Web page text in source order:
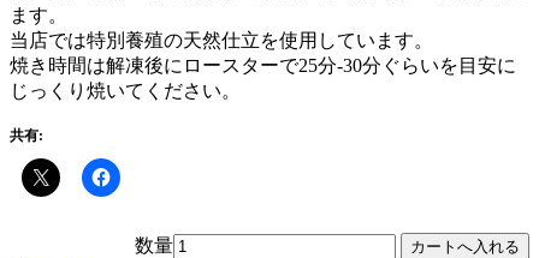
ます。
当店では特別養殖の天然仕立を使用しています。
焼き時間は解凍後にロースターで25分-30分ぐらいを目安に
じっくり焼いてください。
共有:
数量